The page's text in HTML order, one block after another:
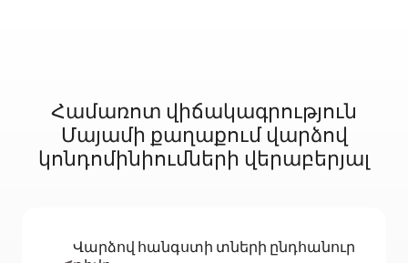
Համառոտ վիճակագրություն
Մայամի քաղաքում վարձով
կոնդոմինիումների վերաբերյալ
Վարձով հանգստի տների ընդհանուր